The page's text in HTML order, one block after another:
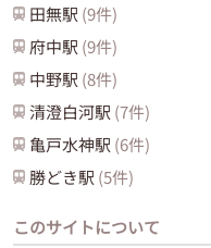
田無駅 (9件)
府中駅 (9件)
中野駅 (8件)
清澄白河駅 (7件)
亀戸水神駅 (6件)
勝どき駅 (5件)
このサイトについて